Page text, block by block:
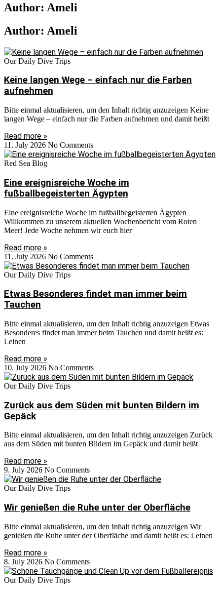
Author: Ameli
Author: Ameli
Our Daily Dive Trips
Keine langen Wege – einfach nur die Farben
aufnehmen
Bitte einmal aktualisieren, um den Inhalt richtig anzuzeigen Keine
langen Wege – einfach nur die Farben aufnehmen und damit heißt
Read more »
11. July 2026 No Comments
Red Sea Blog
Eine ereignisreiche Woche im
fußballbegeisterten Ägypten
Eine ereignisreiche Woche im fußballbegeisterten Ägypten
Willkommen zu unserem aktuellen Wochenbericht vom Roten
Meer! Jede Woche nehmen wir euch hier
Read more »
11. July 2026 No Comments
Our Daily Dive Trips
Etwas Besonderes findet man immer beim
Tauchen
Bitte einmal aktualisieren, um den Inhalt richtig anzuzeigen Etwas
Besonderes findet man immer beim Tauchen und damit heißt es:
Leinen
Read more »
10. July 2026 No Comments
Our Daily Dive Trips
Zurück aus dem Süden mit bunten Bildern im
Gepäck
Bitte einmal aktualisieren, um den Inhalt richtig anzuzeigen Zurück
aus dem Süden mit bunten Bildern im Gepäck und damit heißt
Read more »
9. July 2026 No Comments
Our Daily Dive Trips
Wir genießen die Ruhe unter der Oberfläche
Bitte einmal aktualisieren, um den Inhalt richtig anzuzeigen Wir
genießen die Ruhe unter der Oberfläche und damit heißt es: Leinen
Read more »
8. July 2026 No Comments
Our Daily Dive Trips